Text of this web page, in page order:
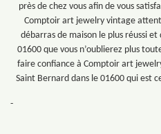
près de chez vous afin de vous
Comptoir art jewelry vintage
débarras de maison le plus réussi
01600 que vous n’oublierez plus
faire confiance à Comptoir art
Saint Bernard dans le 01600 qui est
-